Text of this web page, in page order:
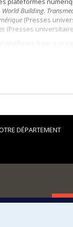
World Building.
(Presses
(Presses
from a
DÉPARTEMENT